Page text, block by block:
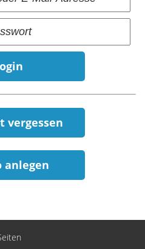
vergessen
anlegen